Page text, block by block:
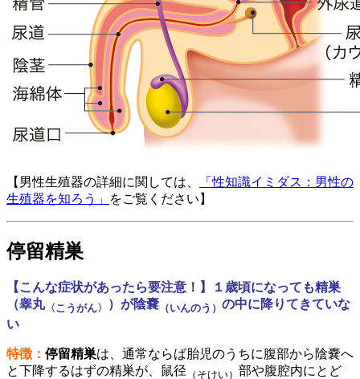
【男性生殖器の詳細に関しては、
「性知識イミダス：男性の
生殖器を知ろう」
をご覧ください】
停留精巣
【こんな症状があったら要注意！】１歳頃になっても精巣
（睾丸〈こうがん〉 ）が陰嚢 （いんのう） の中に降りてきていな
い
特徴： 停留精巣は、通常ならば胎児のうちに腹部から陰嚢へ
と下降するはずの精巣が、鼠径 （そけい） 部や腹腔内にとど